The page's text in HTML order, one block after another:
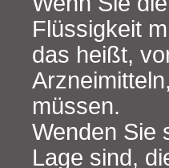
Flüssigkeit
das heißt,
müssen.
Wenden Sie
Lage sind,